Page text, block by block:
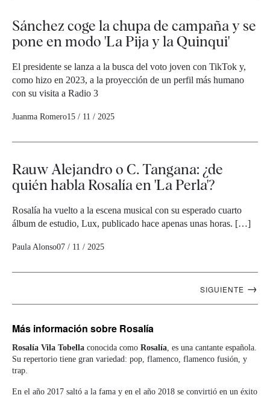
Sánchez coge la chupa de campaña y se
pone en modo 'La Pija y la Quinqui'
El presidente se lanza a la busca del voto joven con TikTok y,
como hizo en 2023, a la proyección de un perfil más humano
con su visita a Radio 3
Juanma Romero15 / 11 / 2025
Rauw Alejandro o C. Tangana: ¿de
quién habla Rosalía en 'La Perla'?
Rosalía ha vuelto a la escena musical con su esperado cuarto
álbum de estudio, Lux, publicado hace apenas unas horas. […]
Paula Alonso07 / 11 / 2025
SIGUIENTE →
Más información sobre Rosalía
Rosalía Vila Tobella conocida como Rosalía, es una cantante española.
Su repertorio tiene gran variedad: pop, flamenco, flamenco fusión, y
trap.
En el año 2017 saltó a la fama y en el año 2018 se convirtió en un éxito